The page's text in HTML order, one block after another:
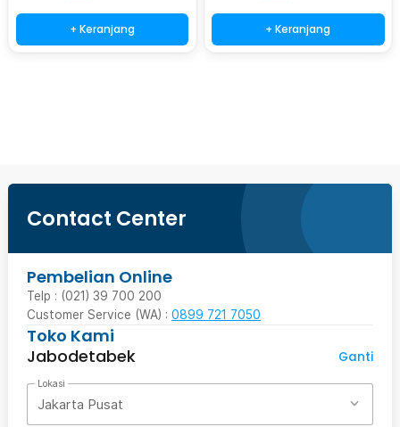
+ Keranjang + Keranjang
Contact Center
Pembelian Online
Telp : (021) 39 700 200
Customer Service (WA) : 0899 721 7050
Toko Kami
Jabodetabek
Ganti
Lokasi
Jakarta Pusat